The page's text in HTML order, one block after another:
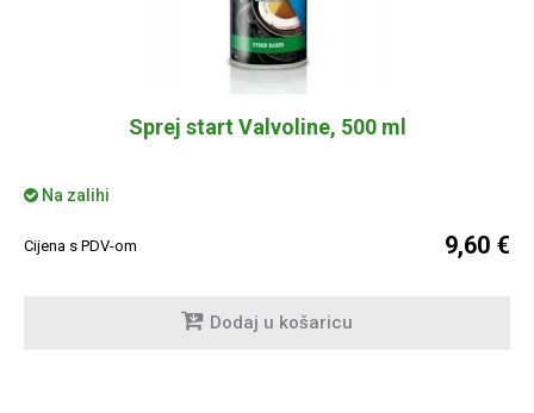
Sprej start Valvoline, 500 ml
Na zalihi
Cijena s PDV-om 9,60 €
Dodaj u košaricu